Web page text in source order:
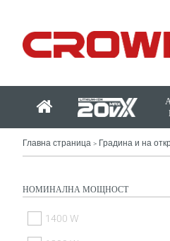
Главна страница > Градина и на
НОМИНАЛНА МОЩНОСТ
1400 W